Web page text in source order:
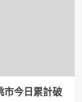
市今日累計破